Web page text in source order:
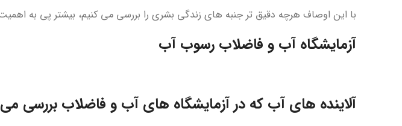
با این اوصاف هرچه دقیق تر جنبه های زندگی بشری را بررسی می کنیم، بیشتر پی به
آزمایشگاه آب و فاضلاب رسوب آب
آلاینده های آب که در آزمایشگاه های آب و فاضلاب بررسی